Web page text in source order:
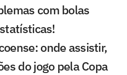
com bolas
onde assistir,
do jogo pela Copa